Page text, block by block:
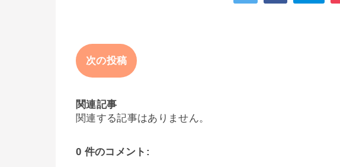
次の投稿
関連記事
関連する記事はありません。
0 件のコメント: